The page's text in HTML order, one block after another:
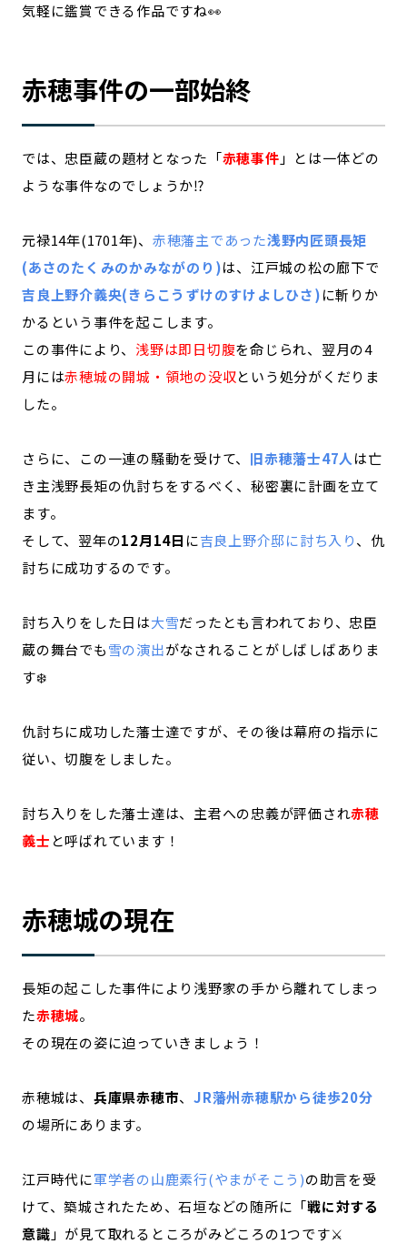
気軽に鑑賞できる作品ですね👀
赤穂事件の一部始終
では、忠臣蔵の題材となった「赤穂事件 」とは一体どの
ような事件なのでしょうか⁉
元禄14年(1701年)、 赤穂藩主であった浅野内匠頭長矩
(あさのたくみのかみながのり)は、江戸城の松の廊下で
吉良上野介義央(きらこうずけのすけよしひさ)に斬りか
かるという事件を起こします。
この事件により、 浅野は即日切腹を命じられ、翌月の4
月には赤穂城の開城・領地の没収という処分がくだりま
した。
さらに、この一連の騒動を受けて、 旧赤穂藩士47人は亡
き主浅野長矩の仇討ちをするべく、秘密裏に計画を立て
ます。
そして、翌年の12月14日 に吉良上野介邸に討ち入り、仇
討ちに成功するのです。
討ち入りをした日は大雪だったとも言われており、忠臣
蔵の舞台でも雪の演出がなされることがしばしばありま
す❄️
仇討ちに成功した藩士達ですが、その後は幕府の指示に
従い、切腹をしました。
討ち入りをした藩士達は、主君への忠義が評価され赤穂
義士 と呼ばれています！
赤穂城の現在
長矩の起こした事件により浅野家の手から離れてしまっ
た赤穂城。
その現在の姿に迫っていきましょう！
赤穂城は、 兵庫県赤穂市、 JR藩州赤穂駅から徒歩20分
の場所にあります。
江戸時代に軍学者の山鹿素行(やまがそこう)の助言を受
けて、築城されたため、石垣などの随所に「戦に対する
意識 」が見て取れるところがみどころの1つです⚔️